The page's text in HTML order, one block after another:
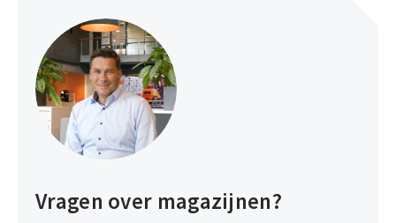
Vragen over magazijnen?